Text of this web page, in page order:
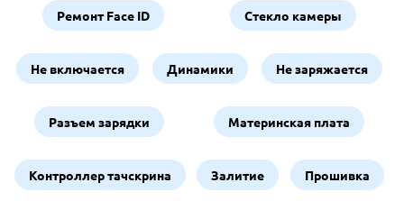
Ремонт Face ID Стекло камеры
Не включается Динамики Не заряжается
Разъем зарядки Материнская плата
Контроллер тачскрина Залитие Прошивка